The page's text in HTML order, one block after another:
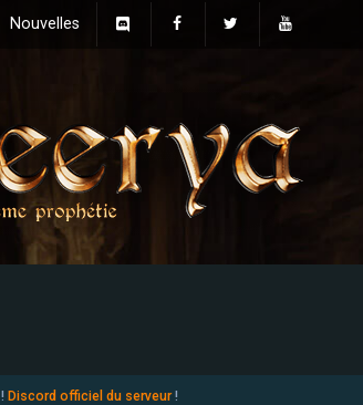
Nouvelles
! Discord officiel du serveur!